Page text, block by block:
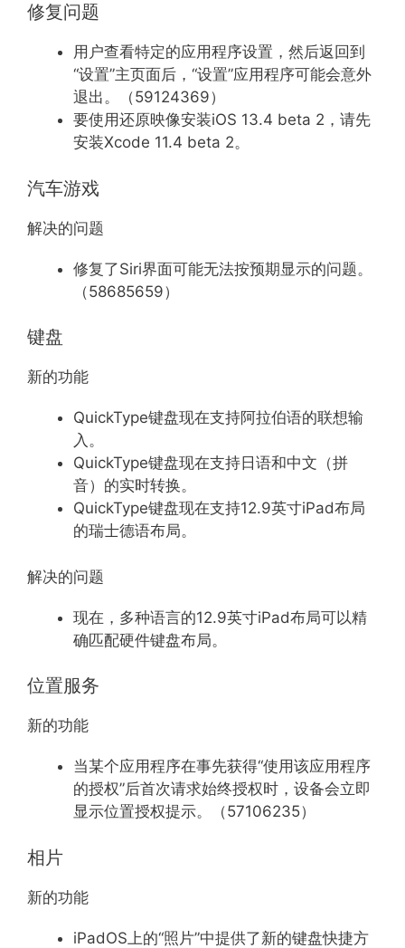
修复问题
用户查看特定的应用程序设置，然后返回到
“设置”主页面后，“设置”应用程序可能会意外
退出。（59124369）
要使用还原映像安装iOS 13.4 beta 2，请先
安装Xcode 11.4 beta 2。
汽车游戏
解决的问题
修复了Siri界面可能无法按预期显示的问题。
（58685659）
键盘
新的功能
QuickType键盘现在支持阿拉伯语的联想输
入。
QuickType键盘现在支持日语和中文（拼
音）的实时转换。
QuickType键盘现在支持12.9英寸iPad布局
的瑞士德语布局。
解决的问题
现在，多种语言的12.9英寸iPad布局可以精
确匹配硬件键盘布局。
位置服务
新的功能
当某个应用程序在事先获得“使用该应用程序
的授权”后首次请求始终授权时，设备会立即
显示位置授权提示。（57106235）
相片
新的功能
iPadOS上的“照片”中提供了新的键盘快捷方